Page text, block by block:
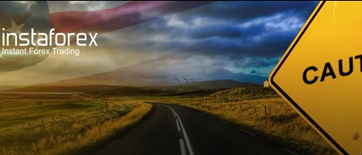
Tentang InstaForex
Media Tentang Kami